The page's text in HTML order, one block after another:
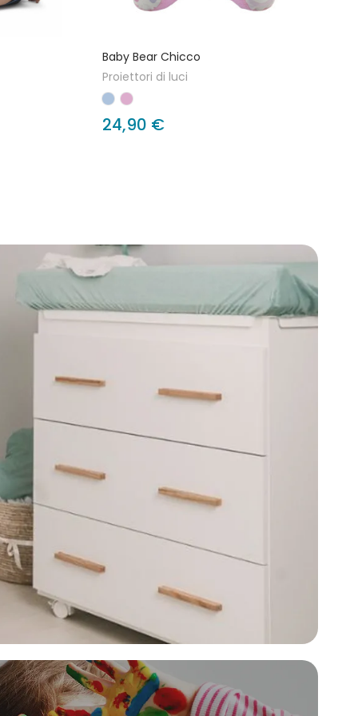
Baby Bear Chicco
Proiettori di luci
24,90 €